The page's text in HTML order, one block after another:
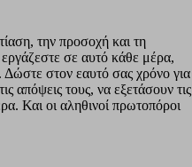
την προσοχή και τη
σε αυτό κάθε μέρα,
Δώστε στον εαυτό σας χρόνο για
απόψεις τους, να εξετάσουν τις
Και οι αληθινοί πρωτοπόροι